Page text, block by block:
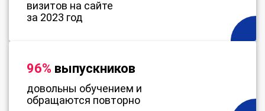
визитов на сайте
за 2023 год
96% выпускников
довольны обучением и
обращаются повторно